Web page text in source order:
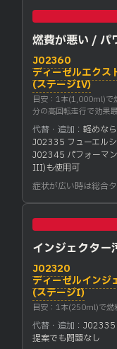
燃費が悪い / パ
J02360
ディーゼルエクス
(ステージIV)
目安：1本(1,000ml)
分の高回転走行で効果
代替・追加：軽めなら
J02335 フューエル
J02345 パフォーマ
III)も使用可
症状が広い時は総合
インジェクター
J02320
ディーゼルインジ
(ステージI)
目安：1本(250ml)で
代替・追加：J02335
提案でも問題なし